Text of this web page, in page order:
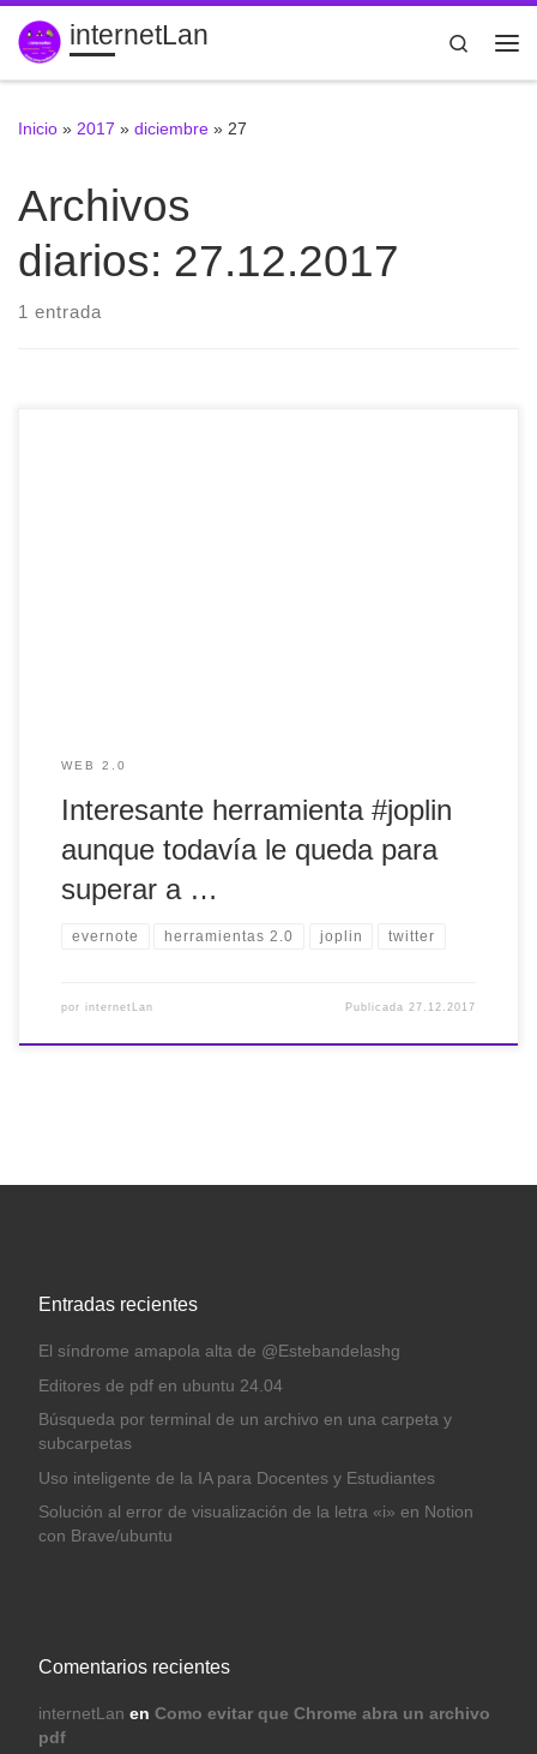
Saltar al contenido
internetLan
Search
Inicio » 2017 » diciembre » 27
Archivos
diarios: 27.12.2017
1 entrada
WEB 2.0
Interesante herramienta #joplin
aunque todavía le queda para
superar a …
evernote herramientas 2.0 joplin twitter
por internetLan Publicada 27.12.2017
Entradas recientes
El síndrome amapola alta de @Estebandelashg
Editores de pdf en ubuntu 24.04
Búsqueda por terminal de un archivo en una carpeta y
subcarpetas
Uso inteligente de la IA para Docentes y Estudiantes
Solución al error de visualización de la letra «i» en Notion
con Brave/ubuntu
Comentarios recientes
internetLan en Como evitar que Chrome abra un archivo
pdf